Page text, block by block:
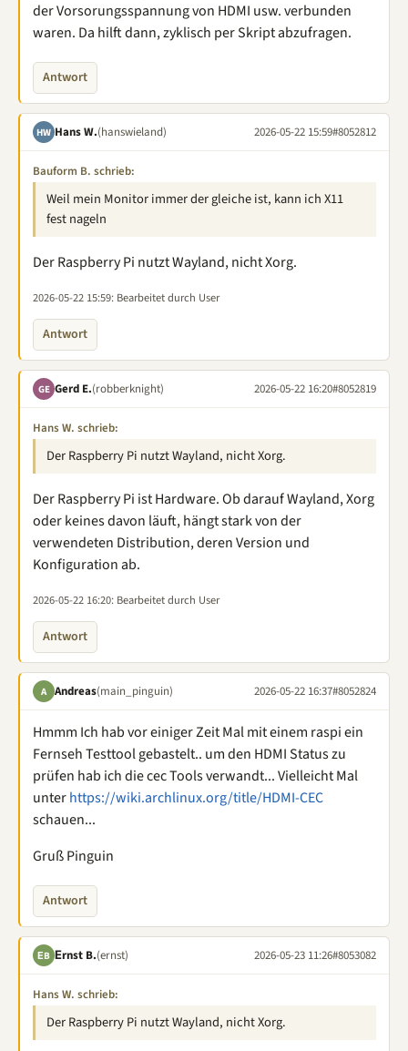
der Vorsorungsspannung von HDMI usw. verbunden
waren. Da hilft dann, zyklisch per Skript abzufragen.
Antwort
HW Hans W.(hanswieland) 2026-05-22 15:59#8052812
Bauform B. schrieb:
Weil mein Monitor immer der gleiche ist, kann ich X11
fest nageln
Der Raspberry Pi nutzt Wayland, nicht Xorg.
2026-05-22 15:59: Bearbeitet durch User
Antwort
GE Gerd E.(robberknight) 2026-05-22 16:20#8052819
Hans W. schrieb:
Der Raspberry Pi nutzt Wayland, nicht Xorg.
Der Raspberry Pi ist Hardware. Ob darauf Wayland, Xorg
oder keines davon läuft, hängt stark von der
verwendeten Distribution, deren Version und
Konfiguration ab.
2026-05-22 16:20: Bearbeitet durch User
Antwort
A Andreas(main_pinguin) 2026-05-22 16:37#8052824
Hmmm Ich hab vor einiger Zeit Mal mit einem raspi ein
Fernseh Testtool gebastelt.. um den HDMI Status zu
prüfen hab ich die cec Tools verwandt... Vielleicht Mal
unterhttps://wiki.archlinux.org/title/HDMI-CEC
schauen...
Gruß Pinguin
Antwort
ΕB Εrnst B.(ernst) 2026-05-23 11:26#8053082
Hans W. schrieb:
Der Raspberry Pi nutzt Wayland, nicht Xorg.